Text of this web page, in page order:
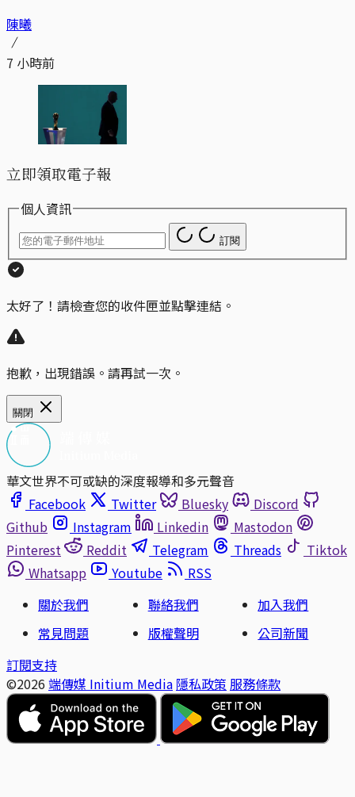
陳曦
7 小時前
立即領取電子報
個人資訊
訂閱
太好了！請檢查您的收件匣並點擊連結。
抱歉，出現錯誤。請再試一次。
關閉
華文世界不可或缺的深度報導和多元聲音
Facebook
Twitter Bluesky
Discord
Github
Instagram Linkedin
Mastodon
Pinterest
Reddit Telegram Threads
Tiktok
Whatsapp
Youtube
RSS
關於我們
聯絡我們
加入我們
常見問題
版權聲明
公司新聞
訂閱支持
©2026 端傳媒 Initium Media 隱私政策 服務條款